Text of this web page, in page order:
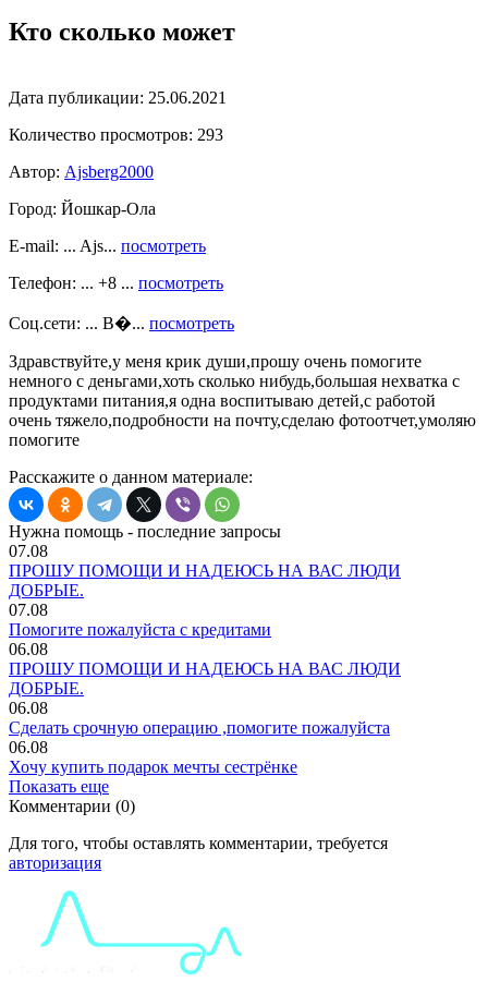
Кто сколько может
Дата публикации: 25.06.2021
Количество просмотров: 293
Автор: Ajsberg2000
Город: Йошкар-Ола
E-mail: ... Ajs... посмотреть
Телефон: ... +8 ... посмотреть
Соц.сети: ... В�... посмотреть
Здравствуйте,у меня крик души,прошу очень помогите
немного с деньгами,хоть сколько нибудь,большая нехватка с
продуктами питания,я одна воспитываю детей,с работой
очень тяжело,подробности на почту,сделаю фотоотчет,умоляю
помогите
Расскажите о данном материале:
Нужна помощь - последние запросы
07.08
ПРОШУ ПОМОЩИ И НАДЕЮСЬ НА ВАС ЛЮДИ
ДОБРЫЕ.
07.08
Помогите пожалуйста с кредитами
06.08
ПРОШУ ПОМОЩИ И НАДЕЮСЬ НА ВАС ЛЮДИ
ДОБРЫЕ.
06.08
Сделать срочную операцию ,помогите пожалуйста
06.08
Хочу купить подарок мечты сестрёнке
Показать еще
Комментарии (0)
Для того, чтобы оставлять комментарии, требуется
авторизация